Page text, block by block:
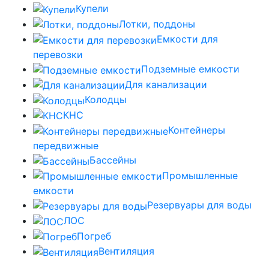
Купели
Лотки, поддоны
Емкости для
перевозки
Подземные емкости
Для канализации
Колодцы
КНС
Контейнеры
передвижные
Бассейны
Промышленные
емкости
Резервуары для воды
ЛОС
Погреб
Вентиляция